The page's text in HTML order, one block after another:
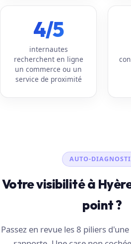
4/5
internautes
recherchent en ligne
un commerce ou un
service de proximité
AUTO-
Votre visibilité à
point ?
Passez en revue les 8 piliers